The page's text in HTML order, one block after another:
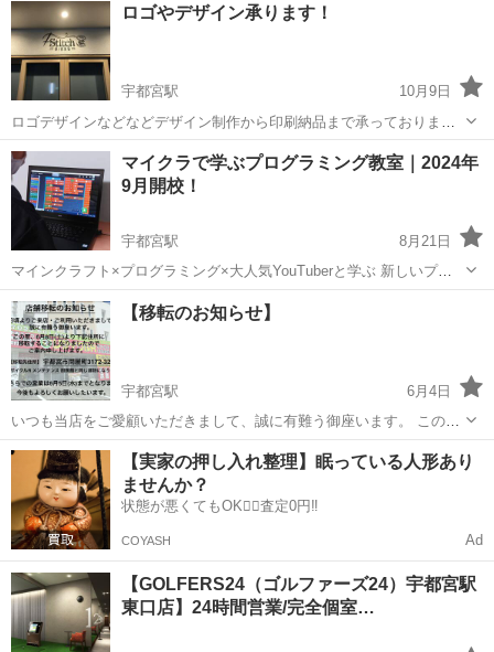
ロゴやデザイン承ります！
宇都宮駅
10月9日
ロゴデザインなどなどデザイン制作から印刷納品まで承っておりま
す。 最近は日光の＋ステッチ様のロゴや、リッツカールトン日光様の
企画デザインもご依頼いただきました。 まずはお気軽に「ジモティー
みた」とご相談ください。
栃木 宇都宮市 宇都宮駅 その他
マイクラで学ぶプログラミング教室｜2024年
9月開校！
宇都宮駅
8月21日
マインクラフト×プログラミング×大人気YouTuberと学ぶ 新しいプロ
グラミング教室、コードアドベンチャー宇都宮東新4号国道校です！
～当教室のおすすめポイントのまとめ～ ☆みんなに大人気のマイクラ
でのプログラミン...
栃木 宇都宮市 宇都宮駅 その他
【移転のお知らせ】
宇都宮駅
6月4日
いつも当店をご愛顧いただきまして、誠に有難う御座います。 この
度、2024年6月8日(土)より下記住所に移転することとなりましたの
で、ご案内申し上げます。 【移転先住所】 宇都宮市問屋町3172-32 ＊
リサ...
栃木 宇都宮市 宇都宮駅 その他 建物
【実家の押し入れ整理】眠っている人形あり
ませんか？
状態が悪くてもOK🙆‍♀️査定0円‼️
COYASH Ad
【GOLFERS24（ゴルファーズ24）宇都宮駅
東口店】24時間営業/完全個室…